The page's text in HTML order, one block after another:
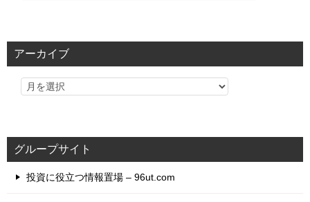
リ
アーカイブ
グループサイト
投資に役立つ情報置場 – 96ut.com